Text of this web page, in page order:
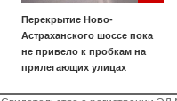
Перекрытие Ново-
Астраханского шоссе пока
не привело к пробкам на
прилегающих улицах